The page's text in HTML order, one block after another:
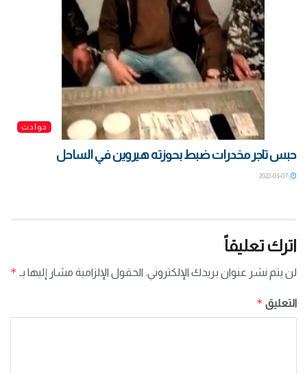
حوادث
حبس تاجر مخدرات ضبط بحوزته هيروين في الساحل
اترك تعليقاً
لن يتم نشر عنوان بريدك الإلكتروني. الحقول الإلزامية مشار إليها بـ *
التعليق *